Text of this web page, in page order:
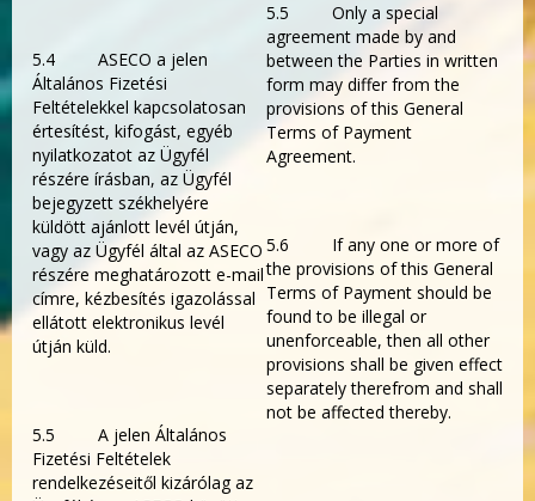
5.4 ASECO a jelen
Általános Fizetési
Feltételekkel kapcsolatosan
értesítést, kifogást, egyéb
nyilatkozatot az Ügyfél
részére írásban, az Ügyfél
bejegyzett székhelyére
küldött ajánlott levél útján,
vagy az Ügyfél által az ASECO
részére meghatározott e-mail
címre, kézbesítés igazolással
ellátott elektronikus levél
útján küld.
5.5 A jelen Általános
Fizetési Feltételek
rendelkezéseitől kizárólag az
5.5 Only a special
agreement made by and
between the Parties in written
form may differ from the
provisions of this General
Terms of Payment
Agreement.
5.6 If any one or more of
the provisions of this General
Terms of Payment should be
found to be illegal or
unenforceable, then all other
provisions shall be given effect
separately therefrom and shall
not be affected thereby.